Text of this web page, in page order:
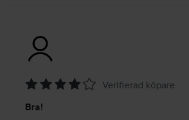
4
Verifierad köpare
Bra!